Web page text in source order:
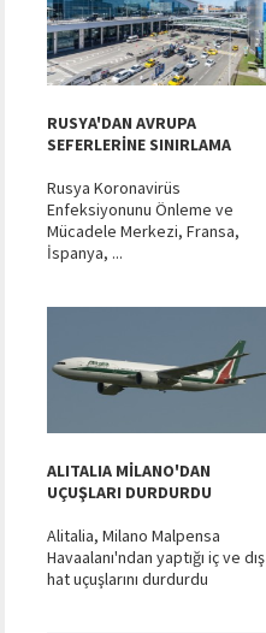
RUSYA'DAN AVRUPA
SEFERLERİNE SINIRLAMA
Rusya Koronavirüs
Enfeksiyonunu Önleme ve
Mücadele Merkezi, Fransa,
İspanya, ...
ALITALIA MİLANO'DAN
UÇUŞLARI DURDURDU
Alitalia, Milano Malpensa
Havaalanı'ndan yaptığı iç ve dış
hat uçuşlarını durdurdu